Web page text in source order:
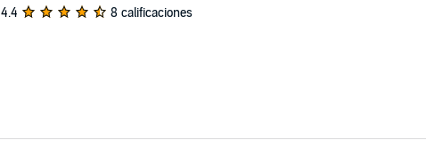
4.4 8 calificaciones